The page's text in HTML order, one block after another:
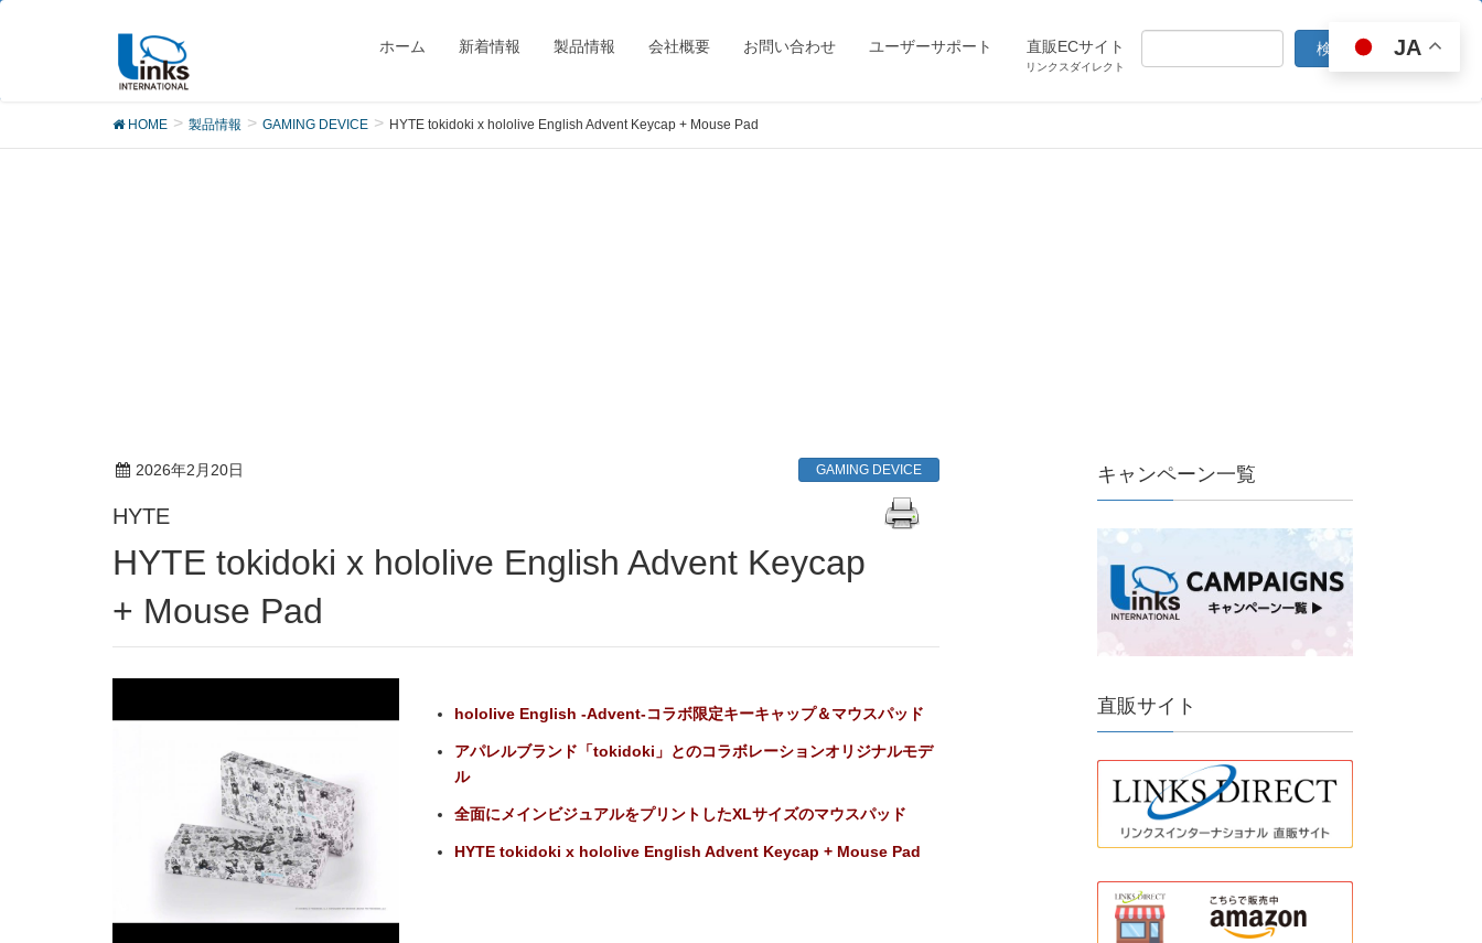
ホーム 新着情報 製品情報 会社概要 お問い合わせ ユーザーサポート 直販ECサイト
リンクスダイレクト
製品
HOME 製品情報 GAMING DEVICE HYTE tokidoki x hololive English Advent Keycap + Mouse Pad
2026年2月20日 GAMING DEVICE
HYTE
HYTE tokidoki x hololive English Advent Keycap
+ Mouse Pad
hololive English -Advent-コラボ限定キーキャップ＆マウスパッド
アパレルブランド「tokidoki」とのコラボレーションオリジナルモデ
ル
全面にメインビジュアルをプリントしたXLサイズのマウスパッド
HYTE tokidoki x hololive English Advent Keycap + Mouse Pad
キャンペーン一覧
直販サイト
JA